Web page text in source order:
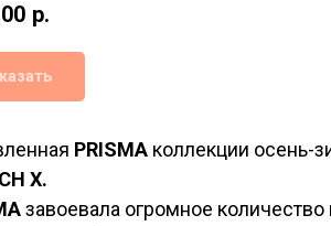
р.
PRISMA коллекции осень-
Х.
завоевала огромное